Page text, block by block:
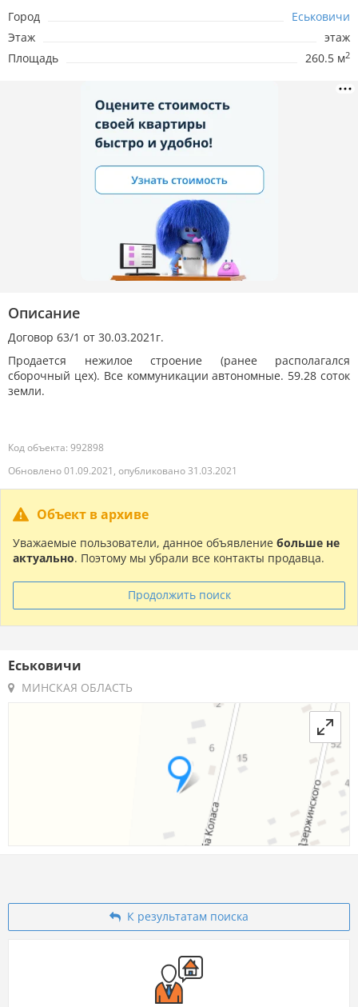
Город
Еськовичи
Этаж
этаж
Площадь
260.5 м2
Описание
Договор 63/1 от 30.03.2021г.
Продается нежилое строение (ранее располагался
сборочный цех). Все коммуникации автономные. 59.28 соток
земли.
Код объекта: 992898
Обновлено 01.09.2021, опубликовано 31.03.2021
Объект в архиве
Уважаемые пользователи, данное объявление больше не
актуально. Поэтому мы убрали все контакты продавца.
Продолжить поиск
Еськовичи
МИНСКАЯ ОБЛАСТЬ
К результатам поиска